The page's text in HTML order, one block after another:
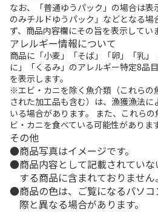
なお、「普通ゆうパック」の場合は
のみチルドゆうパック」などとなる場
ず、商品内容欄にその旨を表示してい
アレルギー情報について
商品に「小麦」「そば」「卵」「乳」
に」「くるみ」のアレルギー特定8品
を表示します。
※エビ・カニを除く魚介類（これらの
された加工品も含む）は、漁獲漁法に
いる場合があります。 また、これら
ビ・カニを食べている可能性がありま
その他
商品写真はイメージです。
商品内容として記載されてい
する商品に含まれておりません。
商品の色は、ご覧になるパソ
際と異なる場合があります。